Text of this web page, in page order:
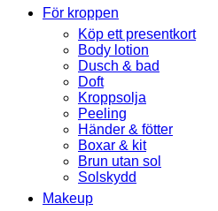
För kroppen
Köp ett presentkort
Body lotion
Dusch & bad
Doft
Kroppsolja
Peeling
Händer & fötter
Boxar & kit
Brun utan sol
Solskydd
Makeup